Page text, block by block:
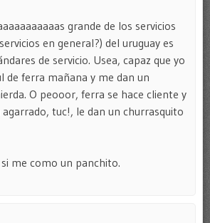
grande de los servicios
en general?) del uruguay es
de servicio. Usea, capaz que yo
de ferra mañana y me dan un
O peooor, ferra se hace cliente y
tuc!, le dan un churrasquito
me como un panchito.